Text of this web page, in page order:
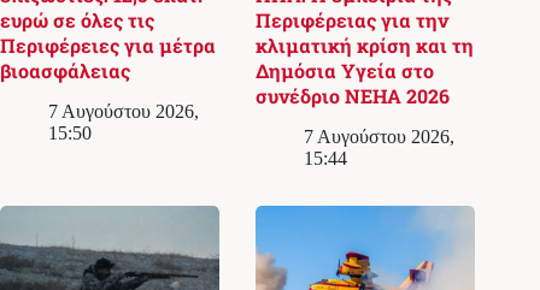
ευρώ σε όλες τις
Περιφέρειες για μέτρα
βιοασφάλειας
7 Αυγούστου 2026,
15:50
Περιφέρειας για την
κλιματική κρίση και τη
Δημόσια Υγεία στο
συνέδριο NEHA 2026
7 Αυγούστου 2026,
15:44